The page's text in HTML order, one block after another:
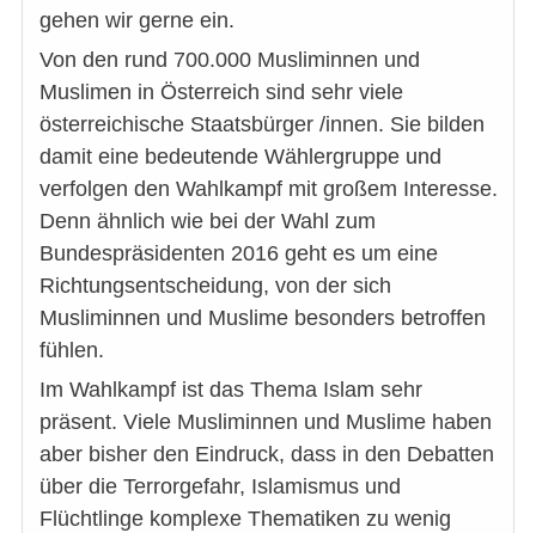
gehen wir gerne ein.
Von den rund 700.000 Musliminnen und
Muslimen in Österreich sind sehr viele
österreichische Staatsbürger /innen. Sie bilden
damit eine bedeutende Wählergruppe und
verfolgen den Wahlkampf mit großem Interesse.
Denn ähnlich wie bei der Wahl zum
Bundespräsidenten 2016 geht es um eine
Richtungsentscheidung, von der sich
Musliminnen und Muslime besonders betroffen
fühlen.
Im Wahlkampf ist das Thema Islam sehr
präsent. Viele Musliminnen und Muslime haben
aber bisher den Eindruck, dass in den Debatten
über die Terrorgefahr, Islamismus und
Flüchtlinge komplexe Thematiken zu wenig